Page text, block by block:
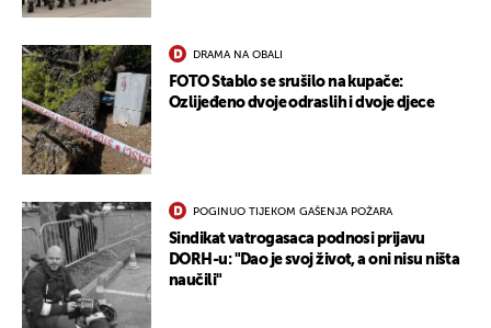
DRAMA NA OBALI
FOTO Stablo se srušilo na kupače:
Ozlijeđeno dvoje odraslih i dvoje djece
POGINUO TIJEKOM GAŠENJA POŽARA
Sindikat vatrogasaca podnosi prijavu
DORH-u: "Dao je svoj život, a oni nisu ništa
naučili"